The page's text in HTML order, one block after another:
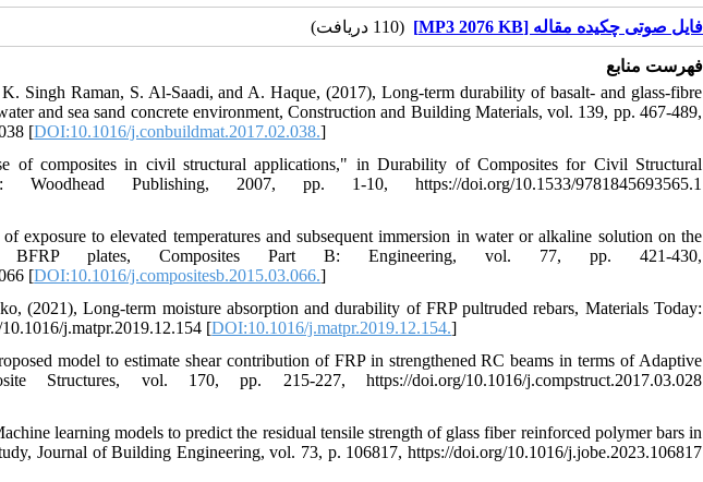
فایل صوتی چکیده مقاله [MP3 2076 KB] (110 دریافت)
فهرست منابع
Singh Raman, S. Al-Saadi, and A. Haque, (2017), Long-term durability of basalt- and glass-fibre
and sea sand concrete environment, Construction and Building Materials, vol. 139, pp. 467-489,
[DOI:10.1016/j.conbuildmat.2017.02.038.]
composites in civil structural applications," in Durability of Composites for Civil Structural
Publishing, 2007, pp. 1-10, https://doi.org/10.1533/9781845693565.1
to elevated temperatures and subsequent immersion in water or alkaline solution on the
BFRP plates, Composites Part B: Engineering, vol. 77, pp. 421-430,
[DOI:10.1016/j.compositesb.2015.03.066.]
(2021), Long-term moisture absorption and durability of FRP pultruded rebars, Materials Today:
j.matpr.2019.12.154 [DOI:10.1016/j.matpr.2019.12.154.]
model to estimate shear contribution of FRP in strengthened RC beams in terms of Adaptive
Structures, vol. 170, pp. 215-227, https://doi.org/10.1016/j.compstruct.2017.03.028
learning models to predict the residual tensile strength of glass fiber reinforced polymer bars in
Journal of Building Engineering, vol. 73, p. 106817, https://doi.org/10.1016/j.jobe.2023.106817